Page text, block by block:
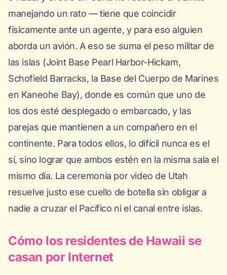
manejando un rato — tiene que coincidir
físicamente ante un agente, y para eso alguien
aborda un avión. A eso se suma el peso militar de
las islas (Joint Base Pearl Harbor-Hickam,
Schofield Barracks, la Base del Cuerpo de Marines
en Kaneohe Bay), donde es común que uno de
los dos esté desplegado o embarcado, y las
parejas que mantienen a un compañero en el
continente. Para todos ellos, lo difícil nunca es el
sí, sino lograr que ambos estén en la misma sala el
mismo día. La ceremonia por video de Utah
resuelve justo ese cuello de botella sin obligar a
nadie a cruzar el Pacífico ni el canal entre islas.
Cómo los residentes de Hawaii se
casan por Internet